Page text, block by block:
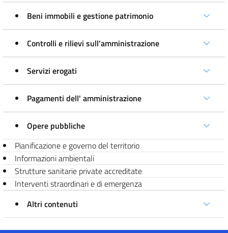
Beni immobili e gestione patrimonio
Controlli e rilievi sull'amministrazione
Servizi erogati
Pagamenti dell' amministrazione
Opere pubbliche
Pianificazione e governo del territorio
Informazioni ambientali
Strutture sanitarie private accreditate
Interventi straordinari e di emergenza
Altri contenuti